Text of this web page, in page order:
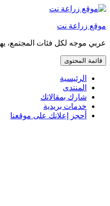
إذهب
إلى
موقع زراعة نت
عربي موجه لكل فئات المجتمع،
قائمة المحتوى
الرئيسية
المنتدى
شارك بمقالاتك
خدمات بريدية
أحجز إعلانك على موقعنا